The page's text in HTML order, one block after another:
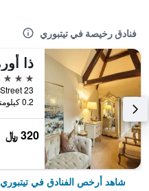
فنادق رخيصة في تيتبوري
4 نجوم
0.2 كيلومتر عن وسط المدينة
320 ﷼
شاهد أرخص الفنادق في تيتبوري